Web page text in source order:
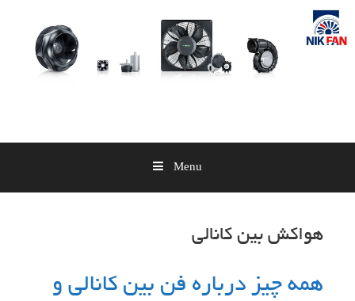
Skip
content
Menu
هواکش بین کانالی
همه چیز درباره فن بین کانالی و